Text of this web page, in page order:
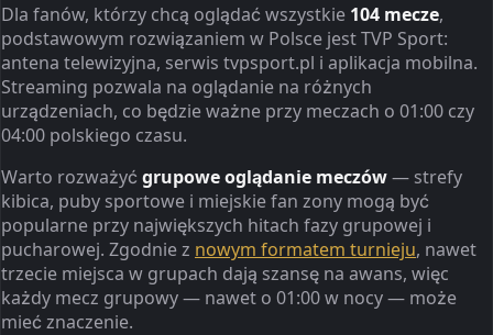
Dla fanów, którzy chcą oglądać wszystkie 104 mecze,
podstawowym rozwiązaniem w Polsce jest TVP Sport:
antena telewizyjna, serwis tvpsport.pl i aplikacja mobilna.
Streaming pozwala na oglądanie na różnych
urządzeniach, co będzie ważne przy meczach o 01:00 czy
04:00 polskiego czasu.
Warto rozważyć grupowe oglądanie meczów— strefy
kibica, puby sportowe i miejskie fan zony mogą być
popularne przy największych hitach fazy grupowej i
pucharowej. Zgodnie z nowym formatem turnieju, nawet
trzecie miejsca w grupach dają szansę na awans, więc
każdy mecz grupowy — nawet o 01:00 w nocy — może
mieć znaczenie.